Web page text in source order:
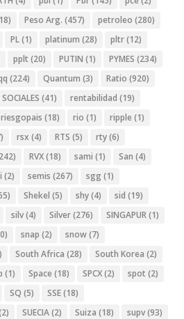
Peso Arg. (457) petroleo (280)
PL(1) platinum (28) pltr(12)
pplt (20) PUTIN (1) PYMES (234)
(224) Quantum (3) Ratio (920)
SOCIALES (41) rentabilidad (19)
riesgopais (18) rio (1) ripple (1)
rsx (4) RTS (5) rty(6)
RVX(18) sami (1) San (4)
(2) semis (267) sgg (1)
Shekel (5) shy(4) sid (19)
silv(4) Silver(276) SINGAPUR(1)
snap (2) snow(7)
South Africa (28) South Korea (2)
(1) Space (18) SPCX(2) spot (2)
SQ (5) SSE(18)
SUECIA(2) Suiza (18) supv(93)